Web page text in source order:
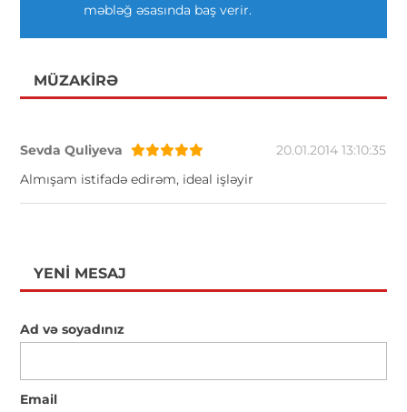
məbləğ əsasında baş verir.
MÜZAKIRƏ
Sevda Quliyeva
20.01.2014 13:10:35
Almışam istifadə edirəm, ideal işləyir
YENI MESAJ
Ad və soyadınız
Email